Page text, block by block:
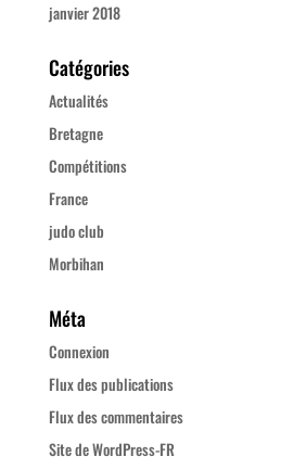
janvier 2018
Catégories
Actualités
Bretagne
Compétitions
France
judo club
Morbihan
Méta
Connexion
Flux des publications
Flux des commentaires
Site de WordPress-FR